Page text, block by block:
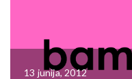
13 junija, 2012